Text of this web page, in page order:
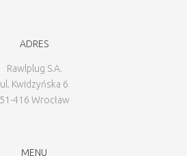
ADRES
Rawlplug S.A.
ul. Kwidzyńska 6
51-416 Wrocław
MENU